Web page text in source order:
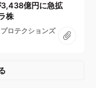
3,438億円に急拡
株
ロテクションズ